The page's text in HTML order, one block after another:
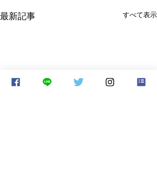
最新記事 すべて表示